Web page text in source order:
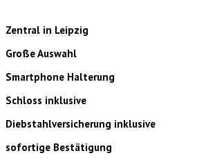
Zentral in Leipzig
Große Auswahl
Smartphone Halterung
Schloss inklusive
Diebstahlversicherung inklusive
sofortige Bestätigung